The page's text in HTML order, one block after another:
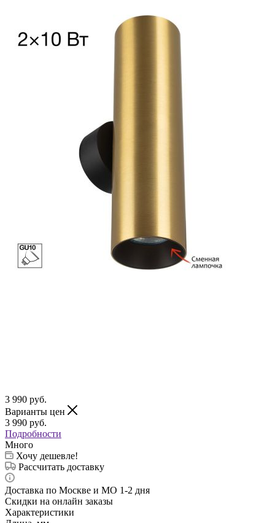
3 990 руб.
Варианты цен
3 990 руб.
Подробности
Много
Хочу дешевле!
Рассчитать доставку
Доставка по Москве и МО 1-2 дня
Скидки на онлайн заказы
Характеристики